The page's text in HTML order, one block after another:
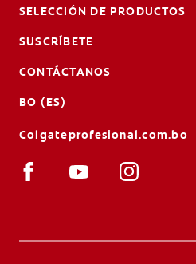
SELECCIÓN DE PRODUCTOS
SUSCRÍBETE
CONTÁCTANOS
BO (ES)
Colgateprofesional.com.bo